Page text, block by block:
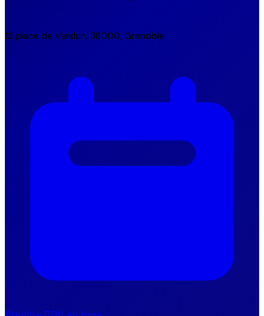
12 place de Verdun, 38000, Grenoble